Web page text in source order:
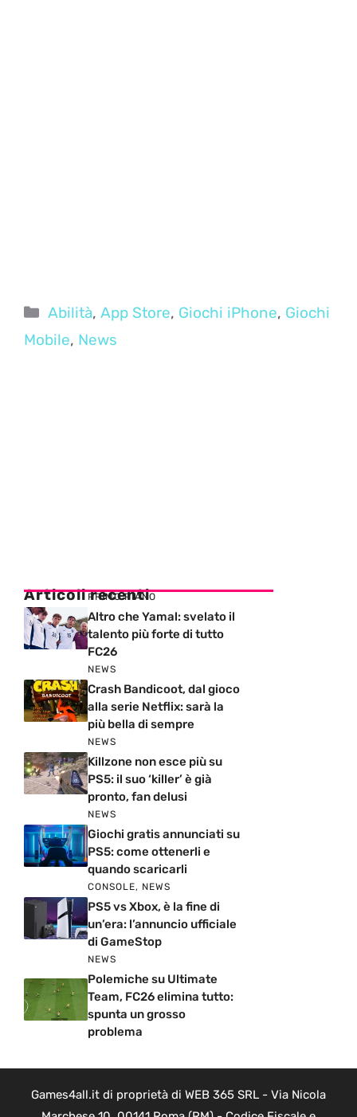
Categorie
Abilità,App Store, Giochi iPhone, Giochi
Mobile, News
Articoli recenti
PRIMO PIANO
Altro che Yamal: svelato il
talento più forte di tutto
FC26
NEWS
Crash Bandicoot, dal gioco
alla serie Netflix: sarà la
più bella di sempre
NEWS
Killzone non esce più su
PS5: il suo ‘killer’ è già
pronto, fan delusi
NEWS
Giochi gratis annunciati su
PS5: come ottenerli e
quando scaricarli
CONSOLE, NEWS
PS5 vs Xbox, è la fine di
un’era: l’annuncio ufficiale
di GameStop
NEWS
Polemiche su Ultimate
Team, FC26 elimina tutto:
spunta un grosso
problema
Games4all.it di proprietà di WEB 365 SRL - Via Nicola